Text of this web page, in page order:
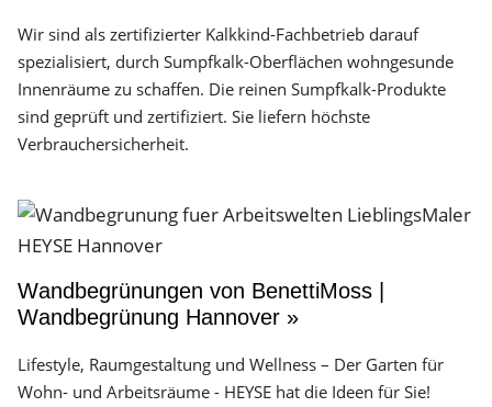
Wir sind als zertifizierter Kalkkind-Fachbetrieb darauf
spezialisiert, durch Sumpfkalk-Oberflächen wohngesunde
Innenräume zu schaffen. Die reinen Sumpfkalk-Produkte
sind geprüft und zertifiziert. Sie liefern höchste
Verbrauchersicherheit.
Wandbegrünungen von BenettiMoss |
Wandbegrünung Hannover »
Lifestyle, Raumgestaltung und Wellness – Der Garten für
Wohn- und Arbeitsräume - HEYSE hat die Ideen für Sie!